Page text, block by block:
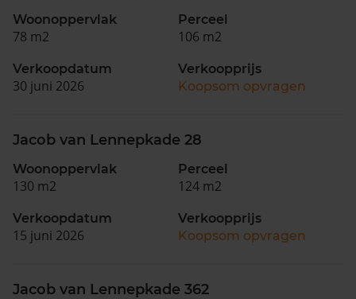
Woonoppervlak
78 m2
Perceel
106 m2
Verkoopdatum
30 juni 2026
Verkoopprijs
Koopsom opvragen
Jacob van Lennepkade 28
Woonoppervlak
130 m2
Perceel
124 m2
Verkoopdatum
15 juni 2026
Verkoopprijs
Koopsom opvragen
Jacob van Lennepkade 362